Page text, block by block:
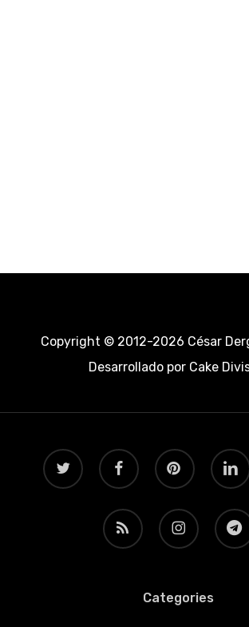
Copyright © 2012-2026 César
Desarrollado porCake
twitter facebook pinterest linkedin
RSS instagram
Categories